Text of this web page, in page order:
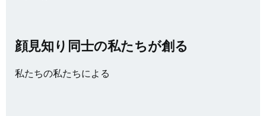
顔見知り同士の私たちが創る
私たちの私たちによる